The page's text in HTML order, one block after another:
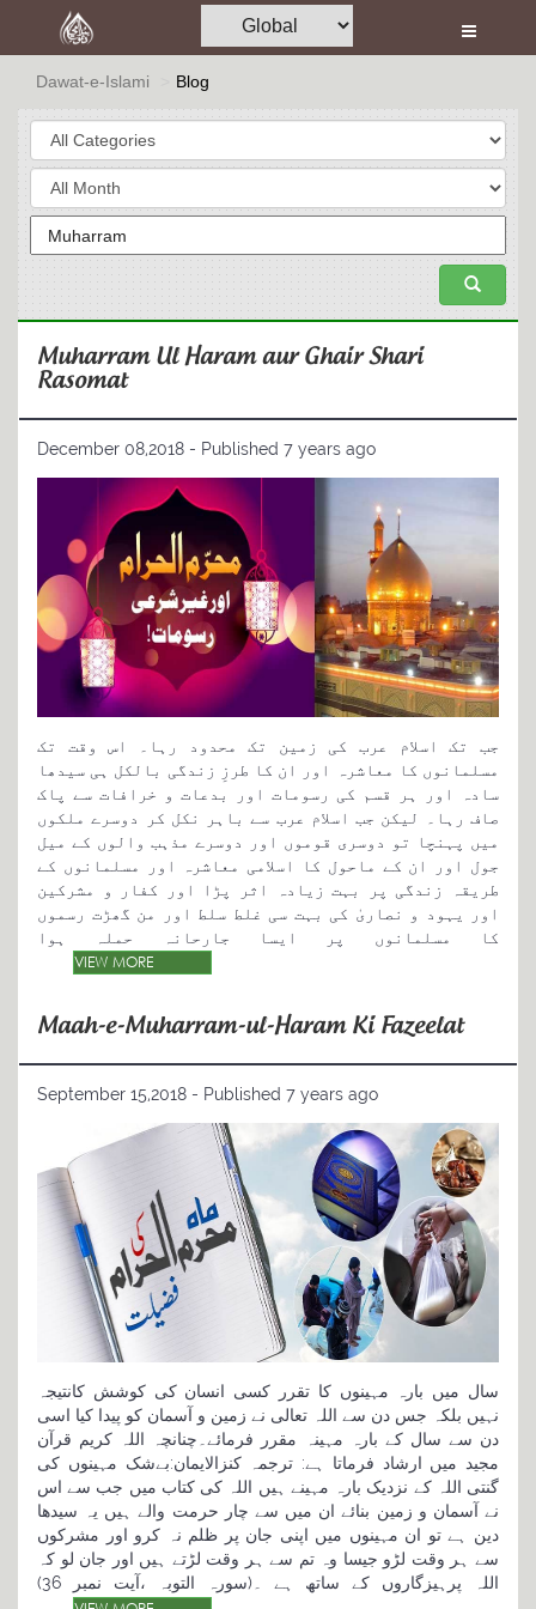
Home
Al-Quran
Media
Madani Channel
Volunteer Portal
Donation
Blog
Departments
Our Websites
More
Dawat-e-Islami Blog
Muharram Ul Haram aur Ghair Shari
Rasomat
December 08,2018 - Published 7 years ago
جب تک اسلام عرب کی زمین تک محدود رہا۔ اس وقت تک
مسلمانوں کا معاشرہ اور ان کا طرزِ زندگی بالکل ہی سیدھا
سادہ اور ہر قسم کی رسومات اور بدعات و خرافات سے پاک
صاف رہا۔ لیکن جب اسلام عرب سے باہر نکل کر دوسرے ملکوں
میں پہنچا تو دوسری قوموں اور دوسرے مذہب والوں کے میل
جول اور ان کے ماحول کا اسلامی معاشرہ اور مسلمانوں کے
طریقہ زندگی پر بہت زیادہ اثر پڑا اور کفار و مشرکین
اور یہود و نصاریٰ کی بہت سی غلط سلط اور من گھڑت رسموں
کا مسلمانوں پر ایسا جارحانہ حملہ ہوا
VIEW MORE
Maah-e-Muharram-ul-Haram Ki Fazeelat
September 15,2018 - Published 7 years ago
سال میں بارہ مہینوں کا تقرر کسی انسان کی کوشش کانتیجہ
نہیں بلکہ جس دن سے اللہ تعالی نے زمین و آسمان کو پیدا کیا اسی
دن سے سال کے بارہ مہینہ مقرر فرمائے۔چنانچہ اللہ کریم قرآن
مجید میں ارشاد فرماتا ہے: ترجمہ کنزالایمان:بےشک مہینوں کی
گنتی اللہ کے نزدیک بارہ مہینے ہیں اللہ کی کتاب میں جب سے اس
نے آسمان و زمین بنائے ان میں سے چار حرمت والے ہیں یہ سیدھا
دین ہے تو ان مہینوں میں اپنی جان پر ظلم نہ کرو اور مشرکوں
سے ہر وقت لڑو جیسا وہ تم سے ہر وقت لڑتے ہیں اور جان لو کہ
اللہ پرہیزگاروں کے ساتھ ہے ۔(سورہ التوبہ ،آیت نمبر 36)